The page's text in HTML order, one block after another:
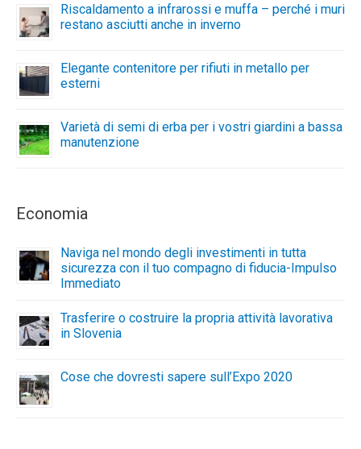
Riscaldamento a infrarossi e muffa – perché i muri
restano asciutti anche in inverno
Elegante contenitore per rifiuti in metallo per
esterni
Varietà di semi di erba per i vostri giardini a bassa
manutenzione
Economia
Naviga nel mondo degli investimenti in tutta
sicurezza con il tuo compagno di fiducia-Impulso
Immediato
Trasferire o costruire la propria attività lavorativa
in Slovenia
Cose che dovresti sapere sull’Expo 2020